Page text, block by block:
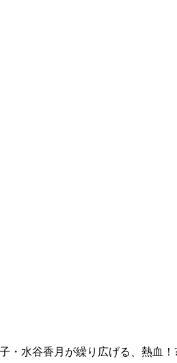
・水谷香月が繰り広げる、熱血